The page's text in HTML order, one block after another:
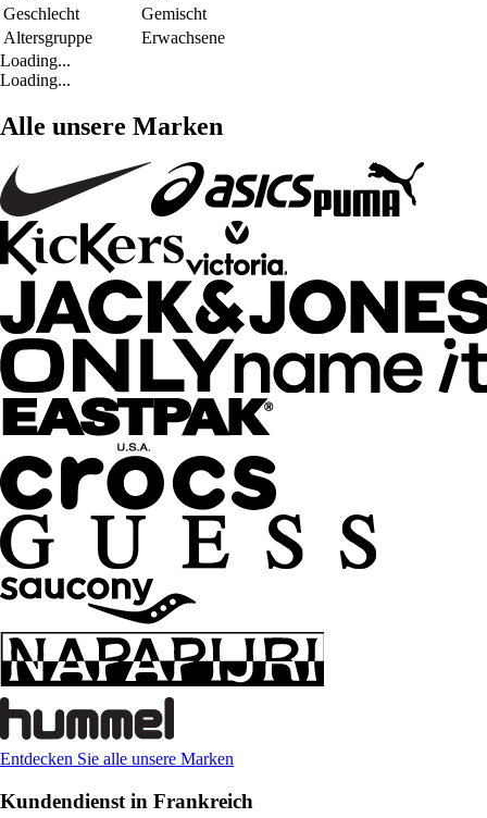
Geschlecht
Gemischt
Altersgruppe
Erwachsene
Loading...
Loading...
Alle unsere Marken
Entdecken Sie alle unsere Marken
Kundendienst in Frankreich